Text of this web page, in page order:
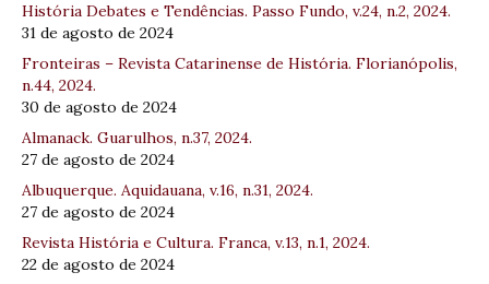
História Debates e Tendências. Passo Fundo, v.24, n.2, 2024.
31 de agosto de 2024
Fronteiras – Revista Catarinense de História. Florianópolis,
n.44, 2024.
30 de agosto de 2024
Almanack. Guarulhos, n.37, 2024.
27 de agosto de 2024
Albuquerque. Aquidauana, v.16, n.31, 2024.
27 de agosto de 2024
Revista História e Cultura. Franca, v.13, n.1, 2024.
22 de agosto de 2024